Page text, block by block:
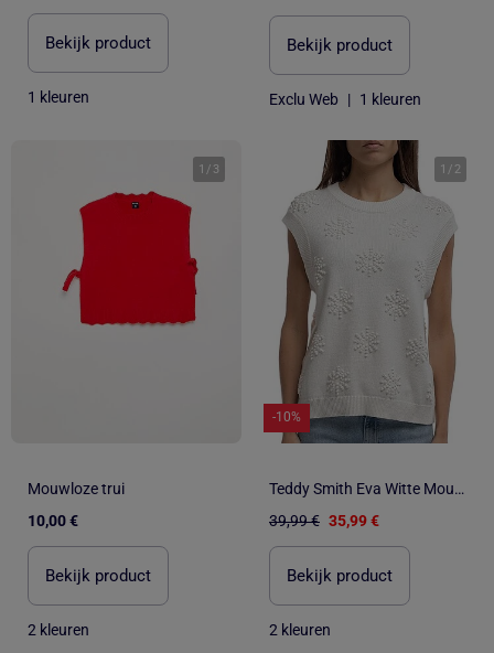
Bekijk product
1 kleuren
Bekijk product
Exclu Web | 1 kleuren
1 / 3
Mouwloze trui
10,00 €
Bekijk product
2 kleuren
1 / 2
-10%
Teddy Smith Eva Witte Mouwloze Trui voor Dames
39,99 € 35,99 €
Bekijk product
2 kleuren